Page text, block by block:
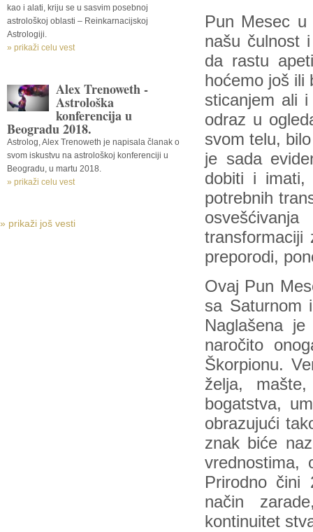
kao i alati, kriju se u sasvim posebnoj
astrološkoj oblasti – Reinkarnacijskoj
Astrologiji.
» prikaži celu vest
Alex Trenoweth -
Astrološka
konferencija u
Beogradu 2018.
Astrolog, Alex Trenoweth je napisala članak o
svom iskustvu na astrološkoj konferenciji u
Beogradu, u martu 2018.
» prikaži celu vest
» prikaži još vesti
Pun Mesec
našu čulnost
da rastu
hoćemo još ili
sticanjem ali
odraz u
svom telu,
je sada
dobiti i imati,
potrebnih
transformaciji
preporodi,
Ovaj Pun
sa Saturnom
Naglašena
naročito
Škorpionu.
želja,
bogatstva,
obrazujući
znak biće
vrednostima,
Prirodno čini
način
kontinuitet